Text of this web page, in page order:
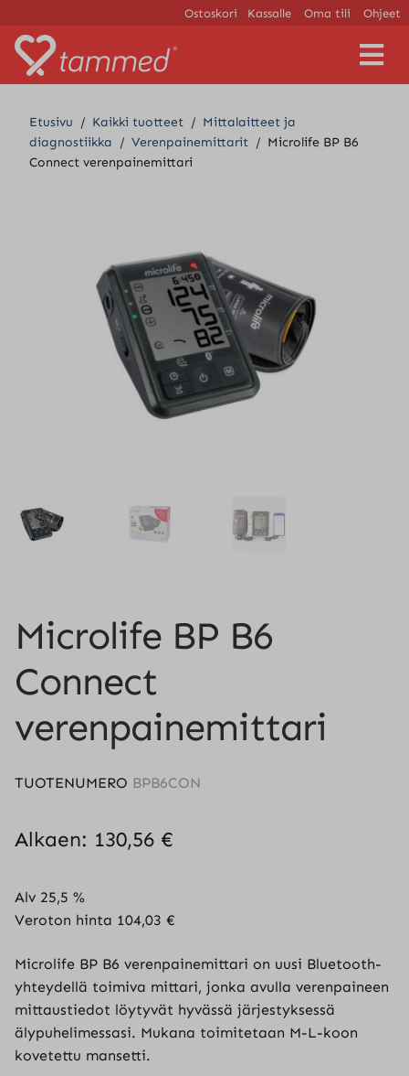
Ostoskori Kassalle Oma tili Ohjeet
V
a
l
Etusivu / Kaikki tuotteet / Mittalaitteet ja
diagnostiikka / Verenpainemittarit / Microlife BP B6
Connect verenpainemittari
Microlife BP B6
Connect
verenpainemittari
TUOTENUMERO BPB6CON
Alkaen: 130,56 €
Alv 25,5 %
Veroton hinta 104,03 €
Microlife BP B6 verenpainemittari on uusi Bluetooth-
yhteydellä toimiva mittari, jonka avulla verenpaineen
mittaustiedot löytyvät hyvässä järjestyksessä
älypuhelimessasi. Mukana toimitetaan M-L-koon
kovetettu mansetti.